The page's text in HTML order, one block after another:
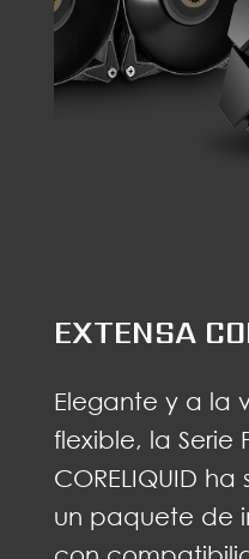
EXTENSA
Elegante y a la
flexible, la Serie
CORELIQUID
un paquete de